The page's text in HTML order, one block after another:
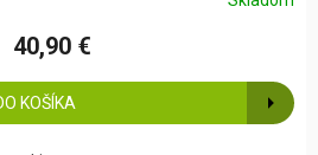
40,90 €
KOŠÍKA